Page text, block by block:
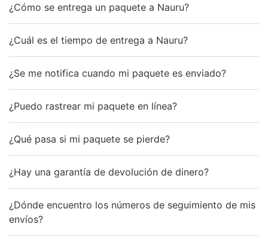
¿Cómo se entrega un paquete a Nauru?
¿Cuál es el tiempo de entrega a Nauru?
¿Se me notifica cuando mi paquete es enviado?
¿Puedo rastrear mi paquete en línea?
¿Qué pasa si mi paquete se pierde?
¿Hay una garantía de devolución de dinero?
¿Dónde encuentro los números de seguimiento de mis
envíos?